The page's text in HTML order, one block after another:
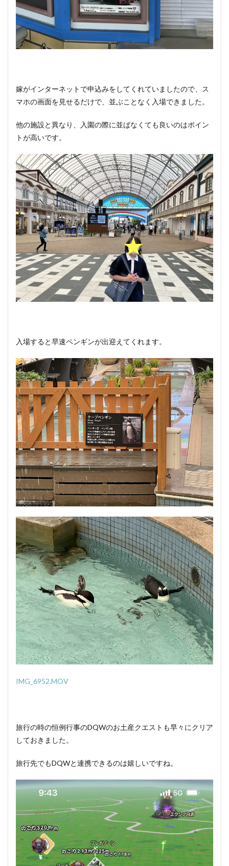
嫁がインターネットで申込みをしてくれていましたので、ス
マホの画面を見せるだけで、並ぶことなく入場できました。
他の施設と異なり、入園の際に並ばなくても良いのはポイン
トが高いです。
入場すると早速ペンギンが出迎えてくれます。
IMG_6952.MOV
旅行の時の恒例行事のDQWのお土産クエストも早々にクリア
しておきました。
旅行先でもDQWと連携できるのは嬉しいですね。